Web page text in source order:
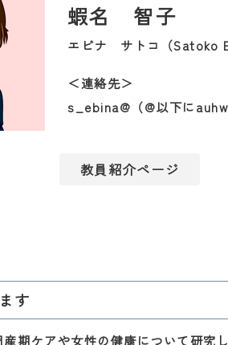
蝦名 智子
エビナ サトコ（Satoko
＜連絡先＞
s_ebina@（@以下に
教員紹介ページ
す
期ケアや女性の健康について研究し